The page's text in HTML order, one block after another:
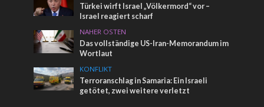
Türkei wirft Israel „Völkermord“ vor –
Israel reagiert scharf
NAHER OSTEN
Das vollständige US-Iran-Memorandum im
Wortlaut
KONFLIKT
Terroranschlag in Samaria: Ein Israeli
getötet, zwei weitere verletzt